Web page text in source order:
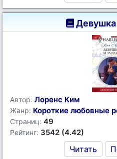
Девушка
Автор: Лоренс Ким
Жанр: Короткие любовные
Страниц: 49
Рейтинг: 3542 (4.42)
Читать